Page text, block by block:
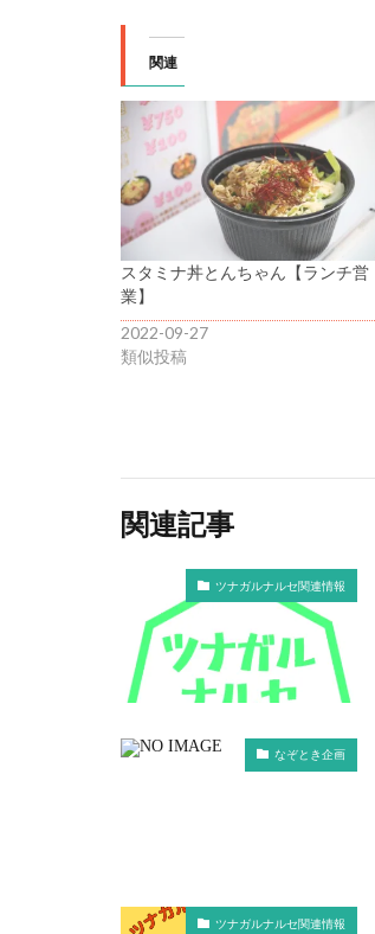
関連
スタミナ丼とんちゃん【ランチ営
業】
2022-09-27
類似投稿
関連記事
ツナガルナルセ関連情報
なぞとき企画
ツナガルナルセ関連情報